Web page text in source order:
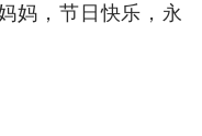
妈，节日快乐，永